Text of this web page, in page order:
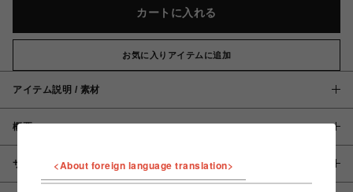
カートに入れる
お気に入りアイテムに追加
アイテム説明 / 素材
概要
サイズ <About foreign language translation>